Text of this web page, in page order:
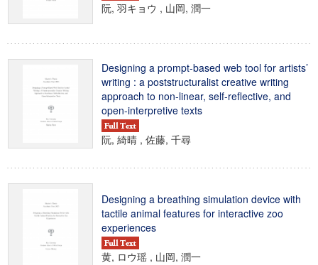
阮, 羽キョウ , 山岡, 潤一
Designing a prompt-based web tool for artists’
writing : a poststructuralist creative writing
approach to non-linear, self-reflective, and
open-interpretive texts
阮, 綺晴 , 佐藤, 千尋
Designing a breathing simulation device with
tactile animal features for interactive zoo
experiences
黄, ロウ瑶 , 山岡, 潤一